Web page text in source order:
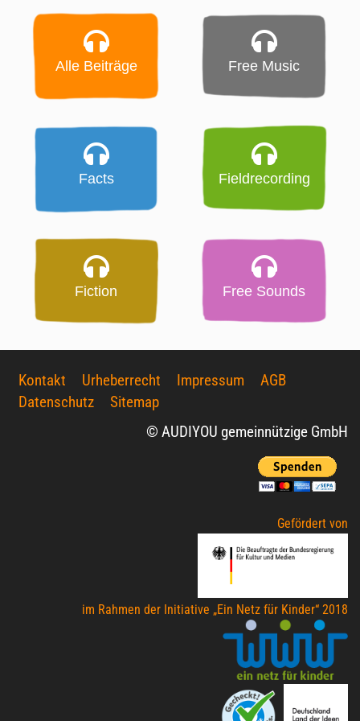
Alle Beiträge Free Music
Facts Fieldrecording
Fiction Free Sounds
Kontakt Urheberrecht Impressum
AGB
Datenschutz
Sitemap
© AUDIYOU gemeinnützige GmbH
Gefördert von
im Rahmen der Initiative „Ein Netz für Kinder“ 2018